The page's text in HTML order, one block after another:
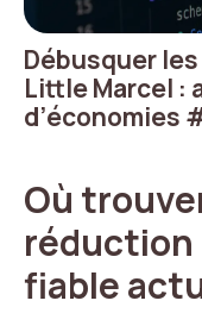
Débusquer
Little Marcel :
d’économies
Où
réduction
fiable